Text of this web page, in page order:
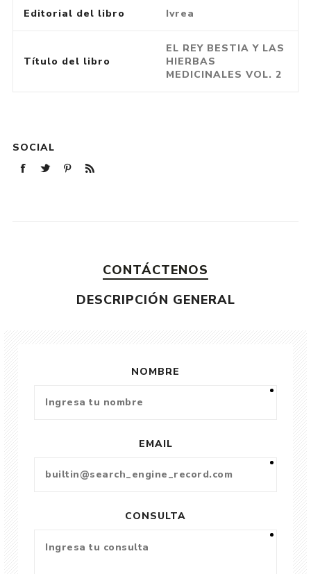
Editorial del libro Ivrea
Título del libro
EL REY BESTIA Y LAS
HIERBAS
MEDICINALES VOL. 2
SOCIAL
CONTÁCTENOS
DESCRIPCIÓN GENERAL
NOMBRE
EMAIL
CONSULTA